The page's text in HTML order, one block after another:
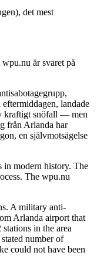
det mest
är svaret på
landade
kraftigt snöfall — men
från Arlanda har
en självmotsägelse
in modern history. The
The wpu.nu
A military anti-
Arlanda airport that
in the area
number of
could not have been